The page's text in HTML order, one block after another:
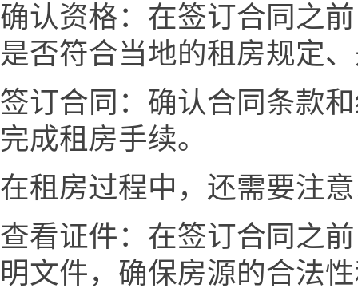
确认资格：在签订合同之
是否符合当地的租房规定
签订合同：确认合同条款
完成租房手续。
在租房过程中，还需要注
查看证件：在签订合同之
明文件，确保房源的合法